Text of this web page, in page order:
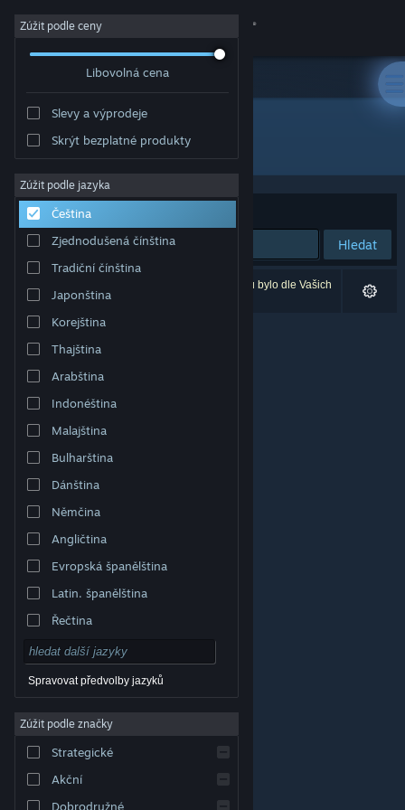
Přihlásit se
Komunita
Informace
Podpora
Změnit jazyk
Mobilní aplikace služby Steam
Desktopová verze stránky
© Valve Corporation. Všechna práva vyhrazena.
příslušných subjektů v USA a dalších zemích.
Smlouva o užívání služby Steam
Cookies
Zúžit podle ceny
Libovolná cena
Slevy a výprodeje
Skrýt bezplatné produkty
Zúžit podle jazyka
Čeština
Zjednodušená čínština
Tradiční čínština
Japonština
Korejština
Thajština
Arabština
Indonéština
Malajština
Bulharština
Dánština
Němčina
Angličtina
Evropská španělština
Latin. španělština
Řečtina
Spravovat předvolby jazyků
Zúžit podle značky
Strategické
Akční
Dobrodružné
Vydavatel: MYAOSOFT
Seřadit podle
Hledat
Vašemu zadání odpovídá 0 výsledků. 4 produktů bylo dle Vašich
předvoleb vyloučeno z výsledků vyhledávání.